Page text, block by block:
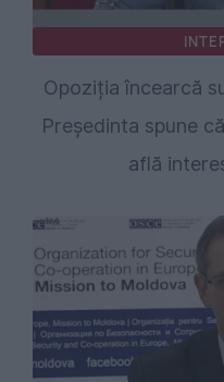
Opoziția încearcă
Președinta spune
află